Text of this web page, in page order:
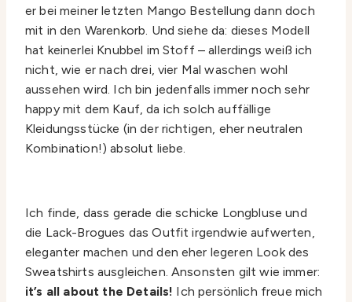
er bei meiner letzten Mango Bestellung dann doch
mit in den Warenkorb. Und siehe da: dieses Modell
hat keinerlei Knubbel im Stoff – allerdings weiß ich
nicht, wie er nach drei, vier Mal waschen wohl
aussehen wird. Ich bin jedenfalls immer noch sehr
happy mit dem Kauf, da ich solch auffällige
Kleidungsstücke (in der richtigen, eher neutralen
Kombination!) absolut liebe.
Ich finde, dass gerade die schicke Longbluse und
die Lack-Brogues das Outfit irgendwie aufwerten,
eleganter machen und den eher legeren Look des
Sweatshirts ausgleichen. Ansonsten gilt wie immer:
it’s all about the Details! Ich persönlich freue mich